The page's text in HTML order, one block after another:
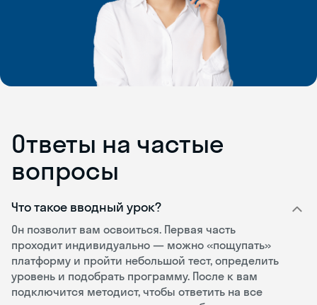
Ответы на частые
вопросы
Что такое вводный урок?
Он позволит вам освоиться. Первая часть
проходит индивидуально — можно «пощупать»
платформу и пройти небольшой тест, определить
уровень и подобрать программу. После к вам
подключится методист, чтобы ответить на все